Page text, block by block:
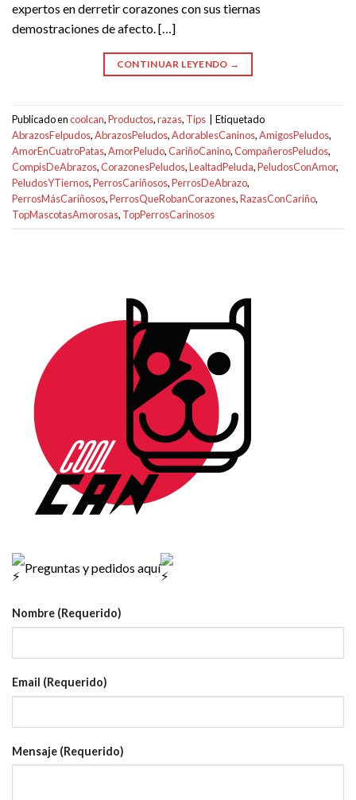
expertos en derretir corazones con sus tiernas
demostraciones de afecto. […]
CONTINUAR LEYENDO →
Publicado encoolcan,Productos,razas, Tips | Etiquetado
AbrazosFelpudos,AbrazosPeludos,AdorablesCaninos,AmigosPeludos,
AmorEnCuatroPatas,AmorPeludo,CariñoCanino,CompañerosPeludos,
CompisDeAbrazos,CorazonesPeludos,LealtadPeluda,PeludosConAmor,
PeludosYTiernos,PerrosCariñosos,PerrosDeAbrazo,
PerrosMásCariñosos,PerrosQueRobanCorazones,RazasConCariño,
TopMascotasAmorosas, TopPerrosCarinosos
Preguntas y pedidos aquí
Nombre (Requerido)
Email (Requerido)
Mensaje (Requerido)